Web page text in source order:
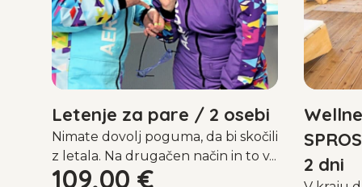
Letenje za pare / 2 osebi
Nimate dovolj poguma, da bi skočili
z letala. Na drugačen način in to v...
109,00 €
2 dni